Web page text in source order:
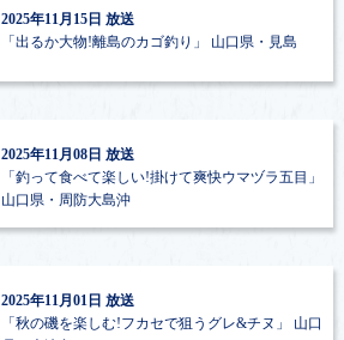
2025年11月15日 放送
「出るか大物!離島のカゴ釣り」
山口県・見島
2025年11月08日 放送
「釣って食べて楽しい!掛けて爽快ウマヅラ五目」
山口県・周防大島沖
2025年11月01日 放送
「秋の磯を楽しむ!フカセで狙うグレ&チヌ」
山口